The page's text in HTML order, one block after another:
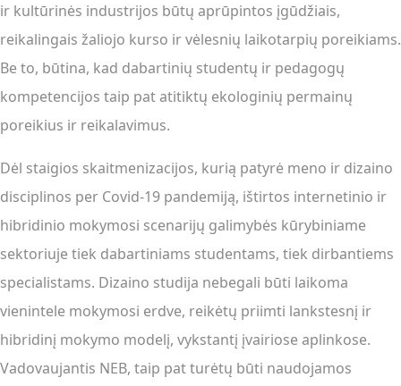
ir kultūrinės industrijos būtų aprūpintos įgūdžiais,
reikalingais žaliojo kurso ir vėlesnių laikotarpių poreikiams.
Be to, būtina, kad dabartinių studentų ir pedagogų
kompetencijos taip pat atitiktų ekologinių permainų
poreikius ir reikalavimus.
Dėl staigios skaitmenizacijos, kurią patyrė meno ir dizaino
disciplinos per Covid-19 pandemiją, ištirtos internetinio ir
hibridinio mokymosi scenarijų galimybės kūrybiniame
sektoriuje tiek dabartiniams studentams, tiek dirbantiems
specialistams. Dizaino studija nebegali būti laikoma
vienintele mokymosi erdve, reikėtų priimti lankstesnį ir
hibridinį mokymo modelį, vykstantį įvairiose aplinkose.
Vadovaujantis NEB, taip pat turėtų būti naudojamos